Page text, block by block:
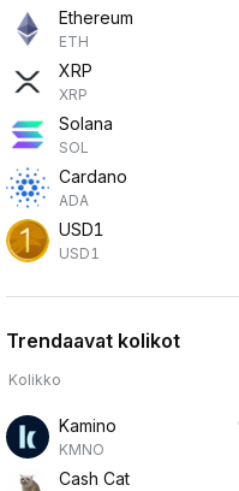
Ethereum
ETH
XRP
XRP
Solana
SOL
Cardano
ADA
USD1
USD1
Trendaavat kolikot
Kolikko
Kamino
KMNO
Cash Cat